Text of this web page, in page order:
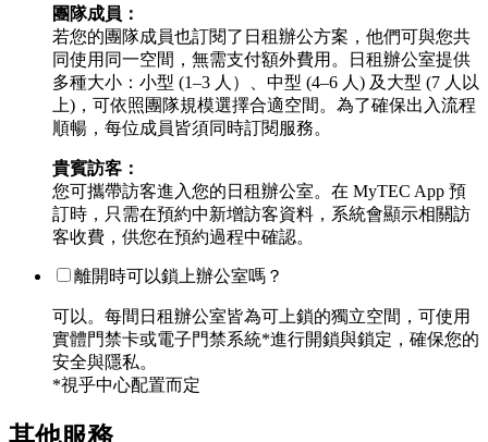
團隊成員：
若您的團隊成員也訂閱了日租辦公方案，他們可與您共
同使用同一空間，無需支付額外費用。日租辦公室提供
多種大小：小型 (1–3 人）、中型 (4–6 人) 及大型 (7 人以
上)，可依照團隊規模選擇合適空間。為了確保出入流程
順暢，每位成員皆須同時訂閱服務。
貴賓訪客：
您可攜帶訪客進入您的日租辦公室。在 MyTEC App 預
訂時，只需在預約中新增訪客資料，系統會顯示相關訪
客收費，供您在預約過程中確認。
離開時可以鎖上辦公室嗎？
可以。每間日租辦公室皆為可上鎖的獨立空間，可使用
實體門禁卡或電子門禁系統*進行開鎖與鎖定，確保您的
安全與隱私。
*視乎中心配置而定
其他服務